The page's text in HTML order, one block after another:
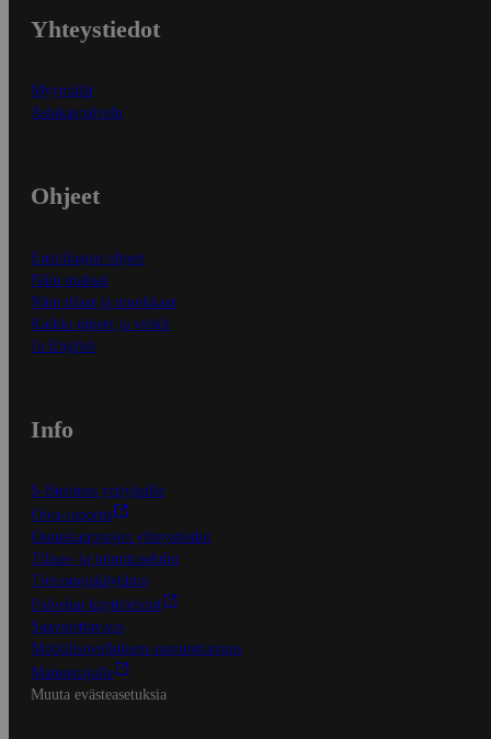
Yhteystiedot
Myymälät
Asiakaspalvelu
Ohjeet
Ensitilaajan ohjeet
Näin maksat
Näin tilaat ja muokkaat
Kaikki ohjeet ja vinkit
In English
Info
S-Business yrityksille
Oiva-raportit
Osuuskauppojen yhteystiedot
Tilaus- ja toimitusehdot
Tietosuojakäytäntö
Palvelun käyttöehdot
Saavutettavuus
Mobiilisovelluksen saavutettavuus
Mainostajalle
Muuta evästeasetuksia